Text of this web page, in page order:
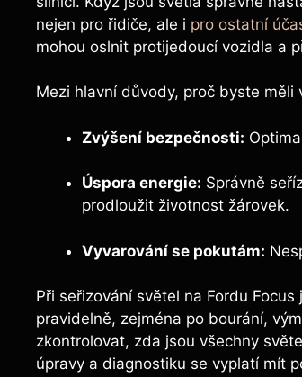
nejen pro řidiče, ale i pro ostatní
mohou oslnit protijedoucí vozidla a
Mezi hlavní důvody, proč byste
Zvýšení bezpečnosti:
Úspora energie: Správně
prodloužit životnost žárovek.
Vyvarování se pokutám:
Při seřizování světel na Fordu
pravidelně, zejména po bourání,
zkontrolovat, zda jsou všechny
úpravy a diagnostiku se vyplatí mít